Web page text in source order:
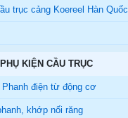
trục cảng Koereel Hàn Quốc
KIỆN CẦU TRỤC
điện từ động cơ
khớp nối răng